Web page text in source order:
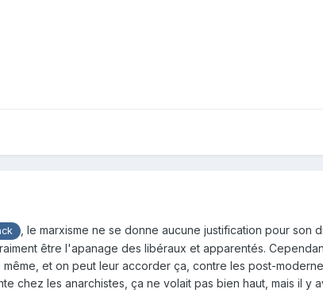
, le marxisme ne se donne aucune justification pour
être l'apanage des libéraux et apparentés.
et on peut leur accorder ça, contre les post-
chez les anarchistes, ça ne volait pas bien haut, mais il